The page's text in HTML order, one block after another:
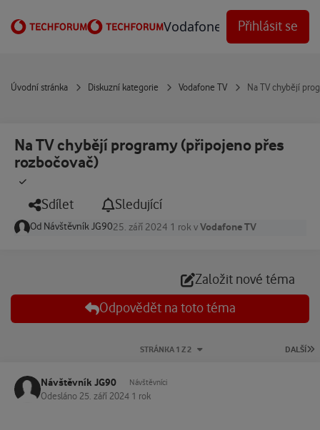
Vodafone Techforum
Přihlásit se
Úvodní stránka Diskuzní kategorie Vodafone TV Na TV chybějí
Na TV chybějí programy (připojeno přes
rozbočovač)
Sdílet Sledující
Od Návštěvník JG9025. září 2024 1 rokvVodafone TV
Založit nové téma
Odpovědět na toto téma
DALŠÍ
STRÁNKA 1 Z 2
Návštěvník JG90 Návštěvníci
Odesláno 25. září 2024 1 rok